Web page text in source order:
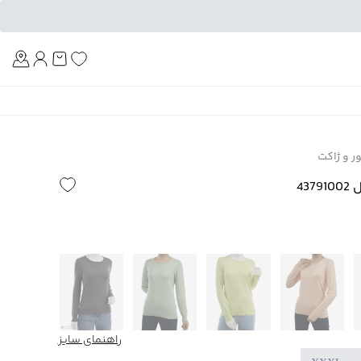
و ژاکت
راهنمای سایز